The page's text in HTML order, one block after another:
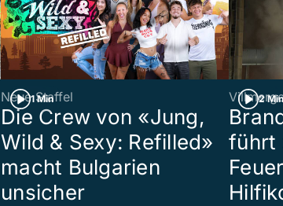
1 Min
Neue Staffel
Die Crew von «Jung,
Wild & Sexy: Refilled»
macht Bulgarien
unsicher
2 Min
führt